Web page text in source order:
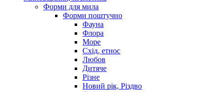
Форми для мила
Форми поштучно
Фауна
Флора
Море
Схід, етнос
Любов
Дитяче
Різне
Новий рік, Різдво